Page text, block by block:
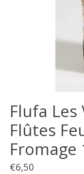
Flufa
Flûtes
Fromage
€6,50